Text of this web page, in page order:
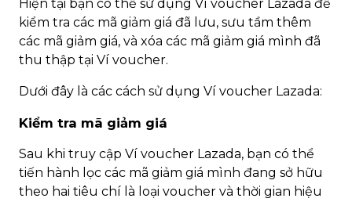
Hiện tại bạn có thể sử dụng Ví voucher Lazada để
kiểm tra các mã giảm giá đã lưu, sưu tầm thêm
các mã giảm giá, và xóa các mã giảm giá mình đã
thu thập tại Ví voucher.
Dưới đây là các cách sử dụng Ví voucher Lazada:
Kiểm tra mã giảm giá
Sau khi truy cập Ví voucher Lazada, bạn có thể
tiến hành lọc các mã giảm giá mình đang sở hữu
theo hai tiêu chí là loại voucher và thời gian hiệu